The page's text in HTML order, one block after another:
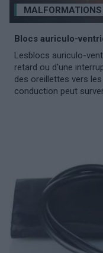
Blocs auriculo-
Lesblocs auriculo-
retard ou d'une
des oreillettes vers
conduction peut